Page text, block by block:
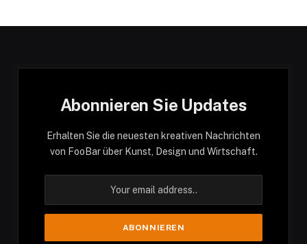
Abonnieren Sie Updates
Erhalten Sie die neuesten kreativen Nachrichten
von FooBar über Kunst, Design und Wirtschaft.